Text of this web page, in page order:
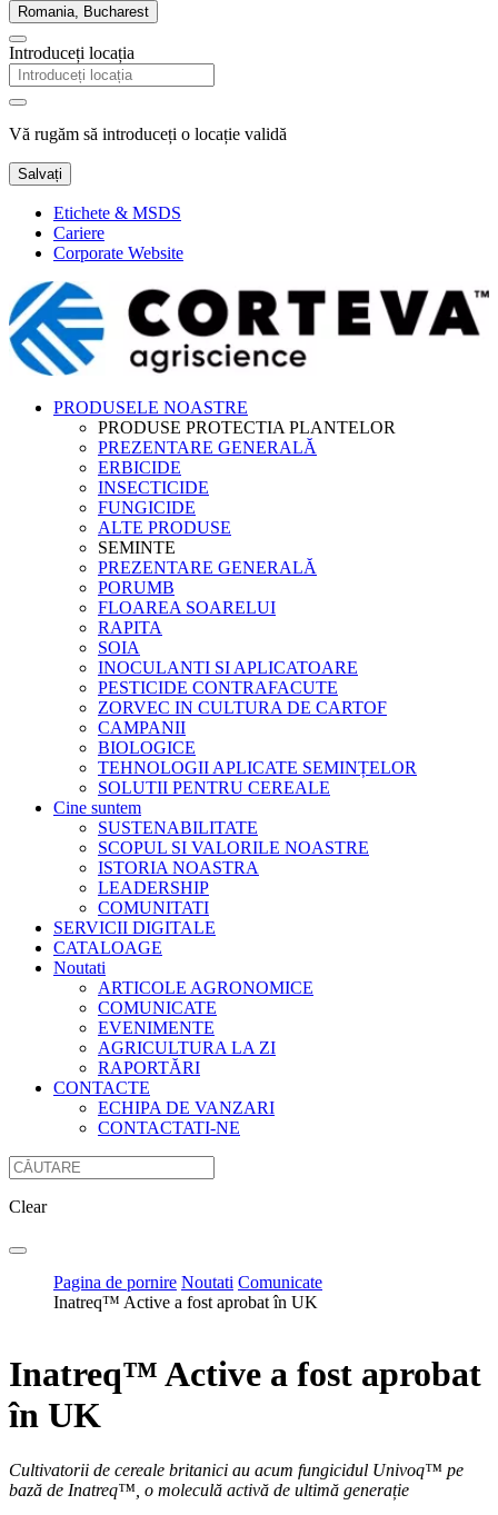
Romania, Bucharest
Introduceți locația
Vă rugăm să introduceți o locație validă
Salvați
Etichete & MSDS
Cariere
Corporate Website
PRODUSELE NOASTRE
PRODUSE PROTECTIA PLANTELOR
PREZENTARE GENERALĂ
ERBICIDE
INSECTICIDE
FUNGICIDE
ALTE PRODUSE
SEMINTE
PREZENTARE GENERALĂ
PORUMB
FLOAREA SOARELUI
RAPITA
SOIA
INOCULANTI SI APLICATOARE
PESTICIDE CONTRAFACUTE
ZORVEC IN CULTURA DE CARTOF
CAMPANII
BIOLOGICE
TEHNOLOGII APLICATE SEMINȚELOR
SOLUTII PENTRU CEREALE
Cine suntem
SUSTENABILITATE
SCOPUL SI VALORILE NOASTRE
ISTORIA NOASTRA
LEADERSHIP
COMUNITATI
SERVICII DIGITALE
CATALOAGE
Noutati
ARTICOLE AGRONOMICE
COMUNICATE
EVENIMENTE
AGRICULTURA LA ZI
RAPORTĂRI
CONTACTE
ECHIPA DE VANZARI
CONTACTATI-NE
Clear
Pagina de pornire Noutati Comunicate
Inatreq™ Active a fost aprobat în UK
Inatreq™ Active a fost aprobat
în UK
Cultivatorii de cereale britanici au acum fungicidul Univoq™ pe
bază de Inatreq™, o moleculă activă de ultimă generație